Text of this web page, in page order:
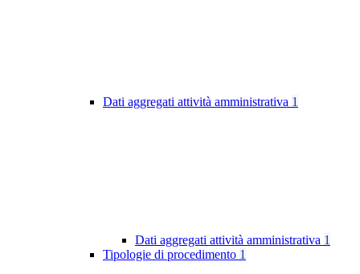
Dati aggregati attività amministrativa 1
Dati aggregati attività amministrativa 1
Tipologie di procedimento 1